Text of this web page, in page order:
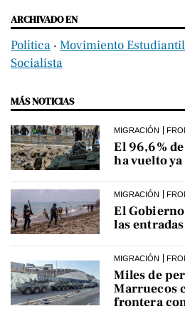
ARCHIVADO EN
Política ‧ Movimiento Estudiantil
Socialista
MÁS NOTICIAS
MIGRACIÓN
El 96,6%
ha vuelto
MIGRACIÓN
El
las
MIGRACIÓN
Miles de
Marruecos
frontera